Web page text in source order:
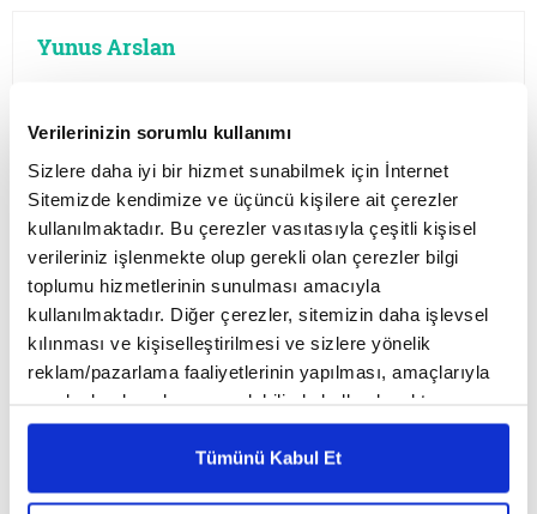
Verilerinizin sorumlu kullanımı
Sizlere daha iyi bir hizmet sunabilmek için İnternet
Sitemizde kendimize ve üçüncü kişilere ait çerezler
kullanılmaktadır. Bu çerezler vasıtasıyla çeşitli kişisel
verileriniz işlenmekte olup gerekli olan çerezler bilgi
toplumu hizmetlerinin sunulması amacıyla
kullanılmaktadır. Diğer çerezler, sitemizin daha işlevsel
kılınması ve kişiselleştirilmesi ve sizlere yönelik
reklam/pazarlama faaliyetlerinin yapılması, amaçlarıyla
sınırlı olarak açık rızanız dahilinde kullanılacaktır.
Çerezlere ilişkin tercihlerinizi çerez paneli vasıtasıyla
belirleyebilirsiniz. Çerezlere ilişkin detaylı bilgi için
Ayarlar butonuna tıklayabilir,
Tümünü Kabul Et
Yunus Arslan
alternatif homo-deus...
21 Haziran Pazartesi 2021
Yakın geleceğe yönelik yeni bir insan modelinin
ortaya çıkacağı ya da çıkarılacağını ileri sürenler
umutlu. Bir yanda insanı "insani kusurlarından"
arındırarak bir üst insan oluşturmayı hedefleyen
transhümanizm...
Yunus Arslan
Anadolu’nun sevgisinin nişanları:
Yunus kabir ve makamları